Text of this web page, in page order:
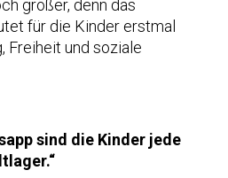
größer, denn das
für die Kinder erstmal
Freiheit und soziale
sind die Kinder jede